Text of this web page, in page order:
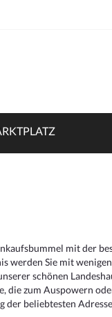
mit der
werden Sie mit
schönen
die zum Auspowern
der beliebtesten